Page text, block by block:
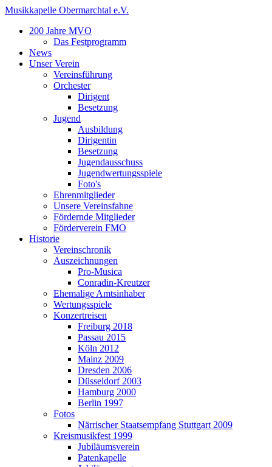
Musikkapelle Obermarchtal e.V.
200 Jahre MVO
Das Festprogramm
News
Unser Verein
Vereinsführung
Orchester
Dirigent
Besetzung
Jugend
Ausbildung
Dirigentin
Besetzung
Jugendausschuss
Jugendwertungsspiele
Foto's
Ehrenmitglieder
Unsere Vereinsfahne
Fördernde Mitglieder
Förderverein FMO
Historie
Vereinschronik
Auszeichnungen
Pro-Musica
Conradin-Kreutzer
Ehemalige Amtsinhaber
Wertungsspiele
Konzertreisen
Freiburg 2018
Passau 2015
Köln 2012
Mainz 2009
Dresden 2006
Düsseldorf 2003
Hamburg 2000
Berlin 1997
Fotos
Närrischer Staatsempfang Stuttgart 2009
Kreismusikfest 1999
Jubiläumsverein
Patenkapelle